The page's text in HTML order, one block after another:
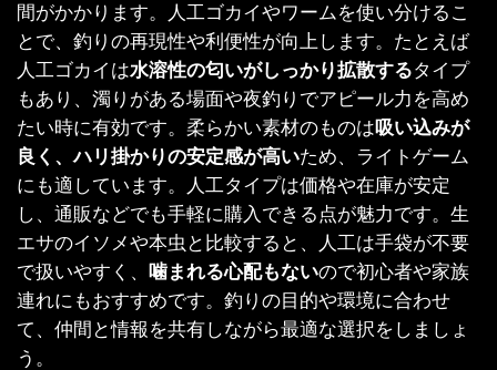
間がかかります。人工ゴカイやワームを使い分けるこ
とで、釣りの再現性や利便性が向上します。たとえば
人工ゴカイは水溶性の匂いがしっかり拡散するタイプ
もあり、濁りがある場面や夜釣りでアピール力を高め
たい時に有効です。柔らかい素材のものは吸い込みが
良く、ハリ掛かりの安定感が高いため、ライトゲーム
にも適しています。人工タイプは価格や在庫が安定
し、通販などでも手軽に購入できる点が魅力です。生
エサのイソメや本虫と比較すると、人工は手袋が不要
で扱いやすく、 噛まれる心配もないので初心者や家族
連れにもおすすめです。釣りの目的や環境に合わせ
て、仲間と情報を共有しながら最適な選択をしましょ
う。